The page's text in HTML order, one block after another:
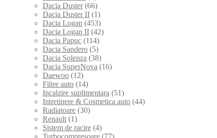
Dacia Duster (66)
Dacia Duster II (1)
Dacia Logan (453)
Dacia Logan II (42)
Dacia Papuc (114)
Dacia Sandero (5)
Dacia Solenza (38)
Dacia SuperNova (16)
Daewoo (12)
Filtre auto (14)
Incalzire suplimentara (51)
Intretinere & Cosmetica auto (44)
Radiatoare (30)
Renault (1)
Sistem de racire (4)
Turbocompresoare (77)